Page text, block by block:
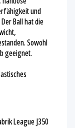
und
Ball hat die
Sowohl
geeignet.
League J350